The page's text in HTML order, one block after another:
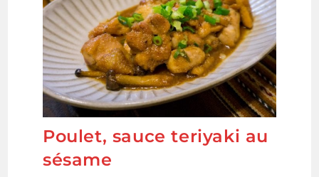
Poulet, sauce teriyaki au
sésame